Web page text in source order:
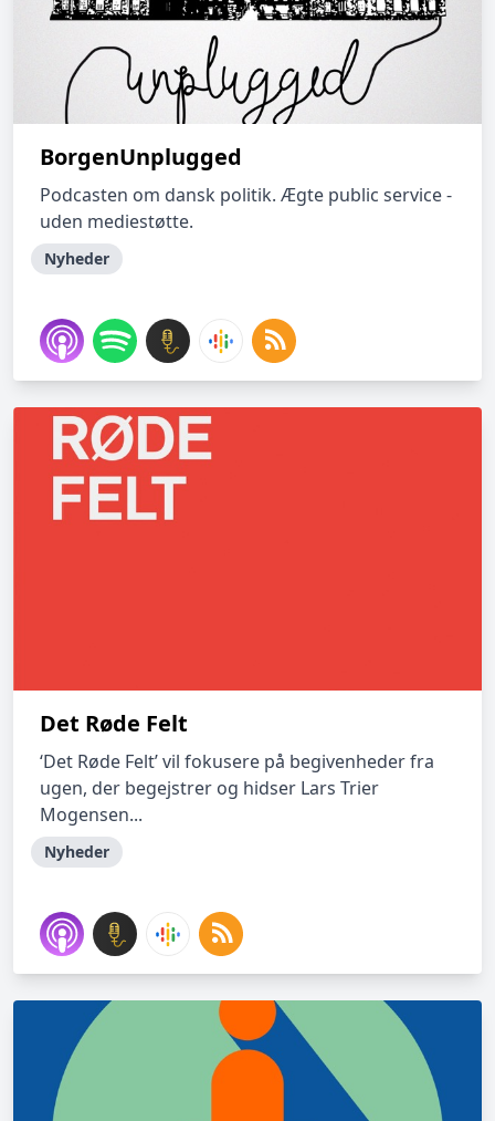
BorgenUnplugged
Podcasten om dansk politik. Ægte public service -
uden mediestøtte.
Nyheder
Det Røde Felt
‘Det Røde Felt’ vil fokusere på begivenheder fra
ugen, der begejstrer og hidser Lars Trier
Mogensen...
Nyheder